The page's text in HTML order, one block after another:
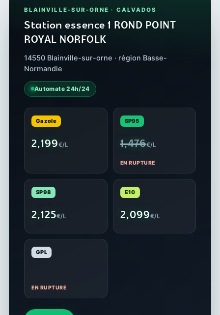
BLAINVILLE-SUR-ORNE · CALVADOS
Station essence 1 ROND POINT
ROYAL NORFOLK
14550 Blainville-sur-orne · région Basse-
Normandie
Automate 24h/24
Gazole
2,199€/L
SP95
1,476€/L
EN RUPTURE
SP98
2,125€/L
E10
2,099€/L
GPL
—
EN RUPTURE